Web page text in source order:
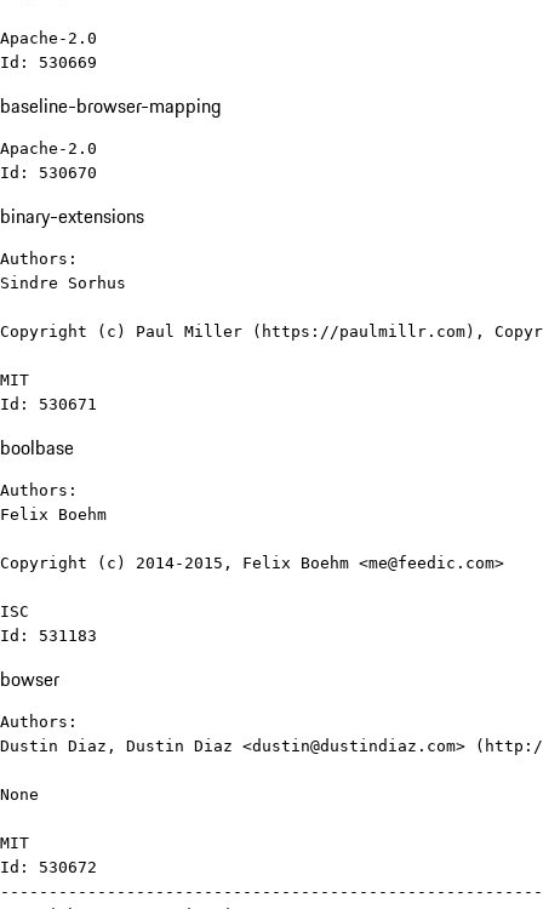
Apache-2.0
Id: 530669
baseline-browser-mapping
Apache-2.0
Id: 530670
binary-extensions
Authors:
Sindre Sorhus
Copyright (c) Paul Miller (https://paulmillr.com),
MIT
Id: 530671
boolbase
Authors:
Felix Boehm
Copyright (c) 2014-2015, Felix Boehm <me@feedic.com>
ISC
Id: 531183
bowser
Authors:
Dustin Diaz, Dustin Diaz <dustin@dustindiaz.com>
None
MIT
Id: 530672